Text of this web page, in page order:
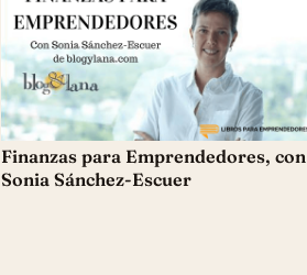
Finanzas para Emprendedores, con
Sonia Sánchez-Escuer